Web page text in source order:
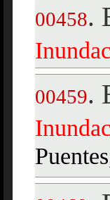
00458.
00459.